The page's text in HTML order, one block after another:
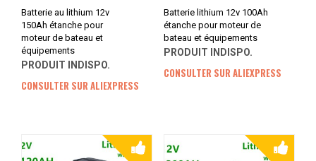
Batterie au lithium 12v
150Ah étanche pour
moteur de bateau et
équipements
PRODUIT INDISPO.
CONSULTER SUR ALIEXPRESS
Batterie lithium 12v 100Ah
étanche pour moteur de
bateau et équipements
PRODUIT INDISPO.
CONSULTER SUR ALIEXPRESS